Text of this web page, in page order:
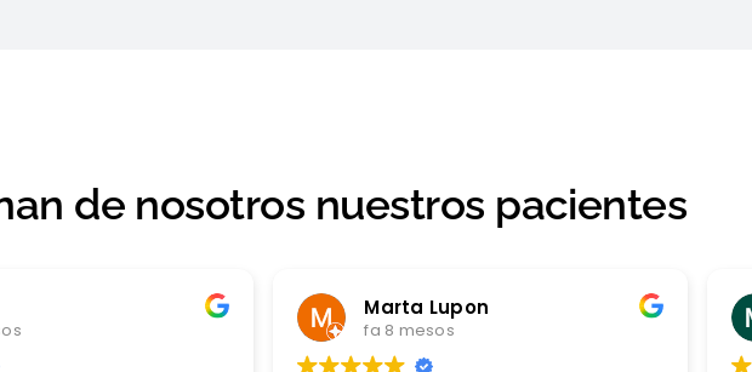
de nosotros nuestros pacientes
Marta Lupon
fa 8 mesos